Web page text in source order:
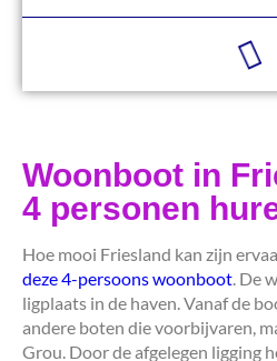
Woonboot in
4 personen
Hoe mooi Friesland kan zijn
deze 4-persoons woonboot. De
ligplaats in de haven. Vanaf de
andere boten die voorbijvaren,
Grou. Door de afgelegen ligging